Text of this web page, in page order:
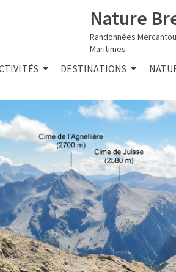
Nature
Randonnées
Maritimes
DESTINATIONS